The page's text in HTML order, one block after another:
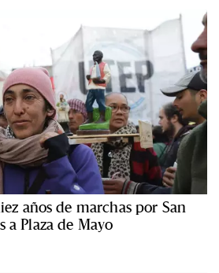
años de marchas por San
a Plaza de Mayo